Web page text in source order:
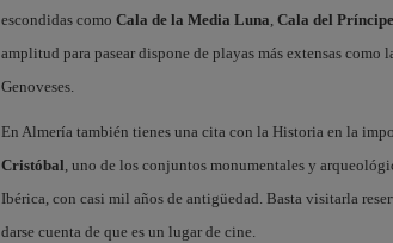
escondidas como Cala de la Media Luna, Cala del Príncipe
amplitud para pasear dispone de playas más extensas como
Genoveses.
En Almería también tienes una cita con la Historia en la
Cristóbal, uno de los conjuntos monumentales y
Ibérica, con casi mil años de antigüedad. Basta visitarla
darse cuenta de que es un lugar de cine.